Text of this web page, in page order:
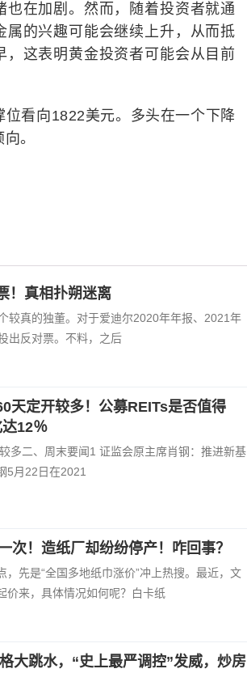
在加剧。然而，随着投资者就通
的兴趣可能会继续上升，从而抵
这表明黄金投资者可能会从目前
看向1822美元。多头在一个下降
。
！真相扑朔迷离
较真的独董。对于爱迪尔2020年年报、2021年
出反对票。不料，之后
天定开较多！公募REITs是否值得
12％
多二、周末要闻1 证监会原主席肖钢：推进新基
5月22日在2021
次！造纸厂却纷纷停产！咋回事？
先是“全国多地纸巾涨价”冲上热搜。最近，文
价来，具体情况如何呢？白卡纸
大跳水，“史上最严调控”发威，炒房